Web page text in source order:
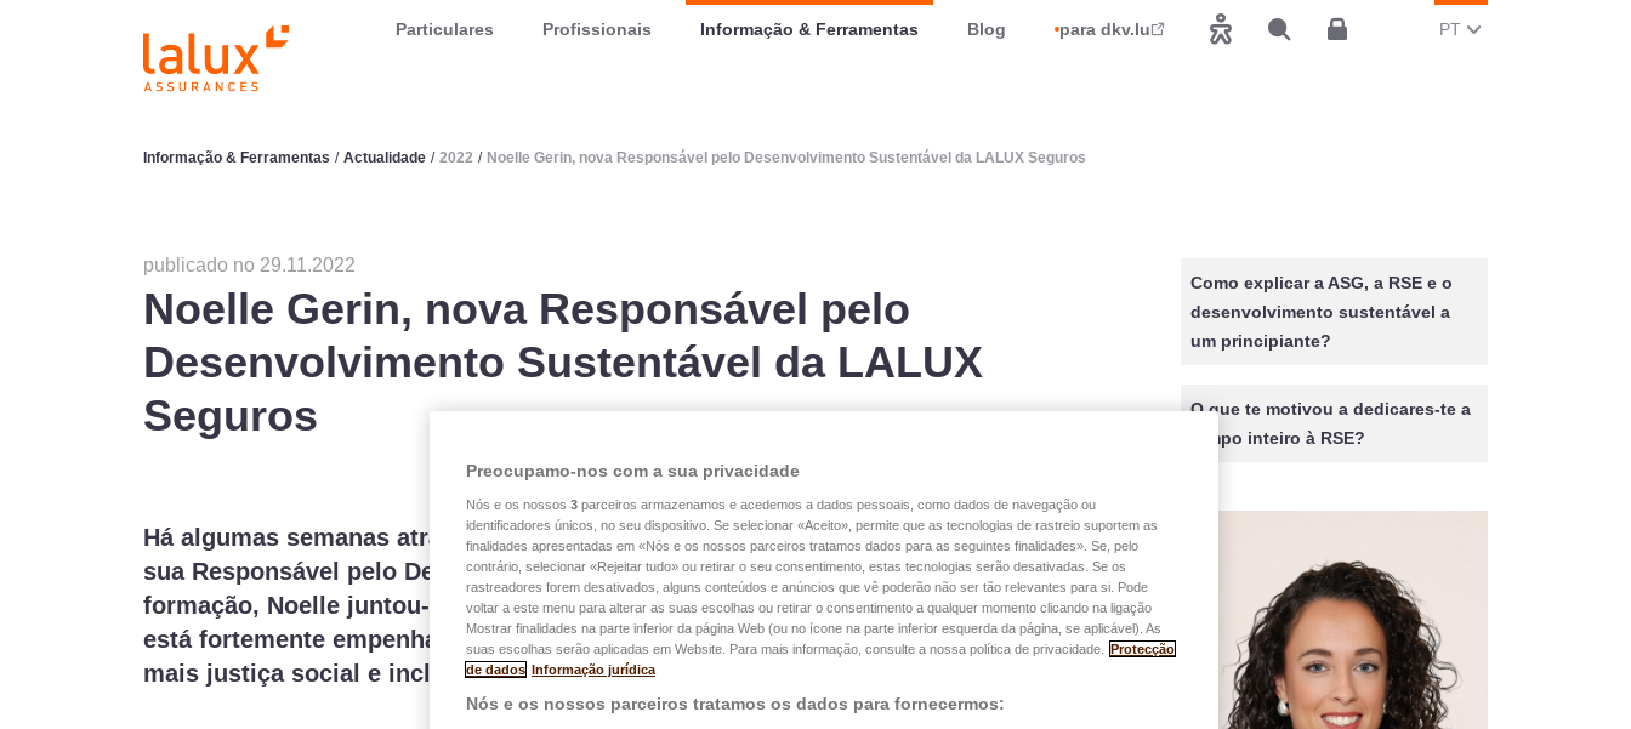
LALUX AssurancesParticulares Profissionais Informação & Ferramentas Blog para dkv.lu
Pesquisar
AcessibilidadeEspace client
MUDAR O IDIOMA
PT(PORTUGUÊS)
Informação & Ferramentas / Actualidade / 2022 / Noelle Gerin, nova Responsável pelo Desenvolvimento Sustentável da LALUX Seguros
Como explicar a ASG, a RSE e o
desenvolvimento sustentável a
um principiante?
O que te motivou a dedicares-te a
tempo inteiro à RSE?
publicado no 29.11.2022
Noelle Gerin, nova Responsável pelo
Desenvolvimento Sustentável da LALUX
Seguros
Há algumas semanas atrás, o Grupo LALUX nomeou Noelle Gerin como a
sua Responsável pelo Desenvolvimento Sustentável. Advogada de
formação, Noelle juntou-se ao Grupo LALUX em 2018. Na sua vida privada
está fortemente empenhada em associações e luta, entre outras coisas, por
mais justiça social e inclusividade. Entrevista com uma mulher empenhada.
Preocupamo-nos com a sua privacidade
Nós e os nossos 3 parceiros armazenamos e acedemos a dados pessoais, como dados de navegação ou
identificadores únicos, no seu dispositivo. Se selecionar «Aceito», permite que as tecnologias de rastreio suportem as
finalidades apresentadas em «Nós e os nossos parceiros tratamos dados para as seguintes finalidades». Se, pelo
contrário, selecionar «Rejeitar tudo» ou retirar o seu consentimento, estas tecnologias serão desativadas. Se os
rastreadores forem desativados, alguns conteúdos e anúncios que vê poderão não ser tão relevantes para si. Pode
voltar a este menu para alterar as suas escolhas ou retirar o consentimento a qualquer momento clicando na ligação
Mostrar finalidades na parte inferior da página Web (ou no ícone na parte inferior esquerda da página, se aplicável). As
suas escolhas serão aplicadas em Website. Para mais informação, consulte a nossa política de privacidade.
Protecção
de dados Informação jurídica
Nós e os nossos parceiros tratamos os dados para fornecermos: